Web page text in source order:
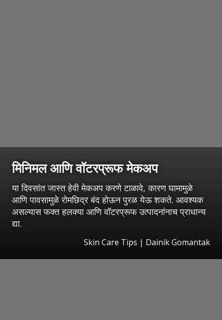
मिनिमल आणि वॉटरप्रूफ मेकअप
या दिवसांत जास्त हेवी मेकअप करणे टाळावे, कारण घामामुळे
आणि पावसामुळे रोमछिद्र बंद होऊन पुरळ येऊ शकते. आवश्यक
असल्यास फक्त हलक्या आणि वॉटरप्रूफ उत्पादनांनाच प्राधान्य
द्या.
Skin Care Tips | Dainik Gomantak